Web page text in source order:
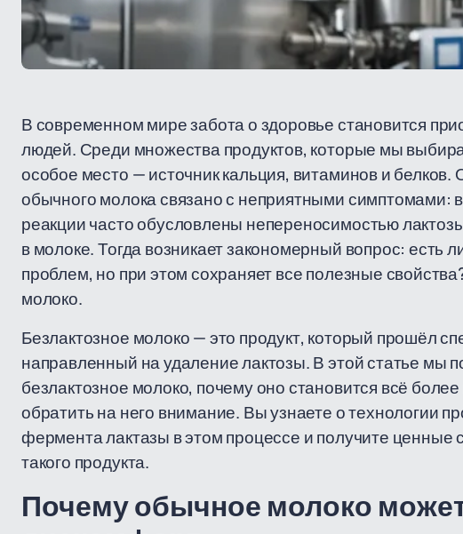
В современном мире забота о здоровье становится
людей. Среди множества продуктов, которые мы
особое место — источник кальция, витаминов и
обычного молока связано с неприятными симптомами:
реакции часто обусловлены непереносимостью
в молоке. Тогда возникает закономерный вопрос: есть
проблем, но при этом сохраняет все полезные
молоко.
Безлактозное молоко — это продукт, который прошёл
направленный на удаление лактозы. В этой статье мы
безлактозное молоко, почему оно становится всё
обратить на него внимание. Вы узнаете о технологии
фермента лактазы в этом процессе и получите ценные
такого продукта.
Почему обычное молоко